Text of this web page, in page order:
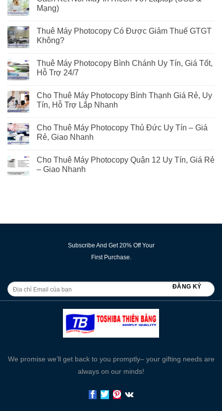
Mạng)
Thuê Máy Photocopy Có Được Giảm Thuế GTGT
Không?
Thuê Máy Photocopy Bình Chánh Uy Tín, Giá Tốt,
Hỗ Trợ 24/7
Cho Thuê Máy Photocopy Bình Thạnh Giá Rẻ, Uy
Tín, Hỗ Trợ Lắp Nhanh
Cho Thuê Máy Photocopy Thủ Đức Uy Tín – Giá
Rẻ, Giao Nhanh
Cho Thuê Máy Photocopy Quận 12 Uy Tín, Giá Rẻ
– Giao Nhanh
Subscribe And Get 20% Off Your
First Purchase.
We promise we’ll get back to you promptly– your gifting needs are
always on our minds!